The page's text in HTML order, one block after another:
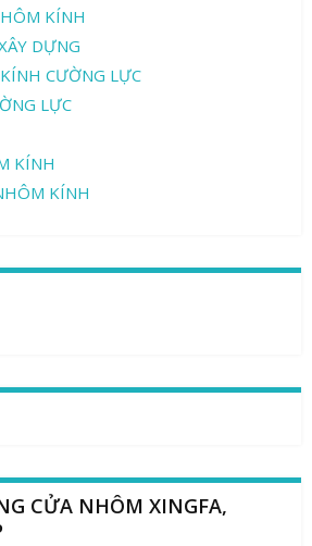
KÍNH
DỰNG
CƯỜNG LỰC
LỰC
KÍNH
KÍNH
CỬA NHÔM XINGFA,